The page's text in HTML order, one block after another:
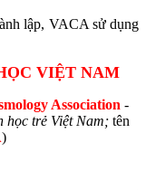
lập, VACA sử dụng
VIỆT NAM
Association -
học trẻ Việt Nam; tên
)